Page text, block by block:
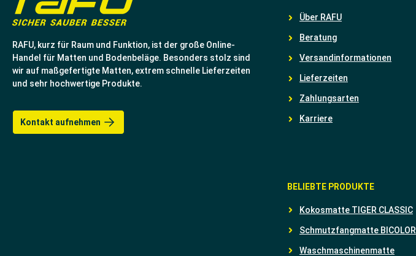
RAFU, kurz für Raum und Funktion, ist der große Online-
Handel für Matten und Bodenbeläge. Besonders stolz sind
wir auf maßgefertigte Matten, extrem schnelle Lieferzeiten
und sehr hochwertige Produkte.
Kontakt aufnehmen
Über RAFU
Beratung
Versandinformationen
Lieferzeiten
Zahlungsarten
Karriere
BELIEBTE PRODUKTE
Kokosmatte TIGER CLASSIC
Schmutzfangmatte BICOLOR
Waschmaschinenmatte